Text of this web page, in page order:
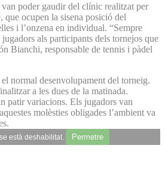
poder gaudir del clínic realitzat per
que ocupen la sisena posició del
i l’onzena en individual. “Sempre
als participants dels tornejos que
Bianchi, responsable de tennis i pàdel
normal desenvolupament del torneig.
a les dues de la matinada.
patir variacions. Els jugadors van
molèsties obligades l’ambient va
està deshabilitat. Permetre